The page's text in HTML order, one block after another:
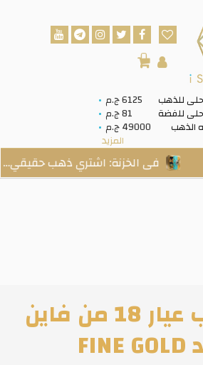
للذهب 6125 ج.م
للفضة
49000 ج.م
المزيد
0
اشتري ذهب حقيقي… ادخره
خاتم ذهب عيار 18 من فاين